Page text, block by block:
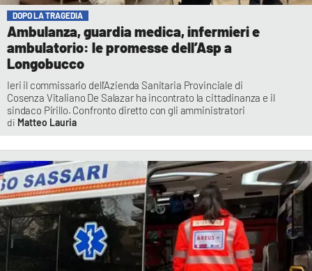
DOPO LA TRAGEDIA
Ambulanza, guardia medica, infermieri e
ambulatorio: le promesse dell’Asp a
Longobucco
Ieri il commissario dell’Azienda Sanitaria Provinciale di
Cosenza Vitaliano De Salazar ha incontrato la cittadinanza e il
sindaco Pirillo. Confronto diretto con gli amministratori
Matteo Lauria